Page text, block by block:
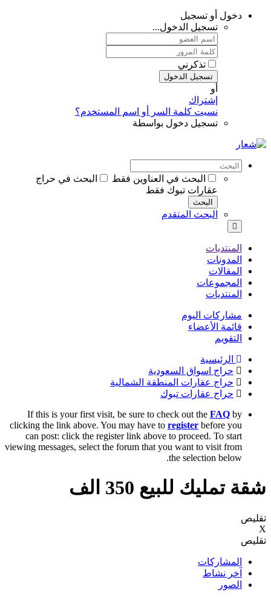
دخول أو تسجيل
تسجيل الدخول...
تذكرني
تسجيل الدخول
أو
إشتراك
نسيت كلمة السر أو اسم المستخدم؟
تسجيل دخول بواسطة
البحث في العناوين فقط
البحث في حراج
عقارات تبوك فقط
البحث
البحث المتقدم
المنتديات
المدونات
المقالات
المجموعات
المنتديات
مشاركات اليوم
قائمة الأعضاء
التقويم
الرئيسية
حراج اسواق السعودية
حراج عقارات المنطقة الشمالية
حراج عقارات تبوك
If this is your first visit, be sure to check out the FAQ by
clicking the link above. You may have to register before you
can post: click the register link above to proceed. To start
viewing messages, select the forum that you want to visit from
the selection below.
شقة تمليك للبيع 350 الف
تقليص
X
تقليص
المشاركات
آخر نشاط
الصور